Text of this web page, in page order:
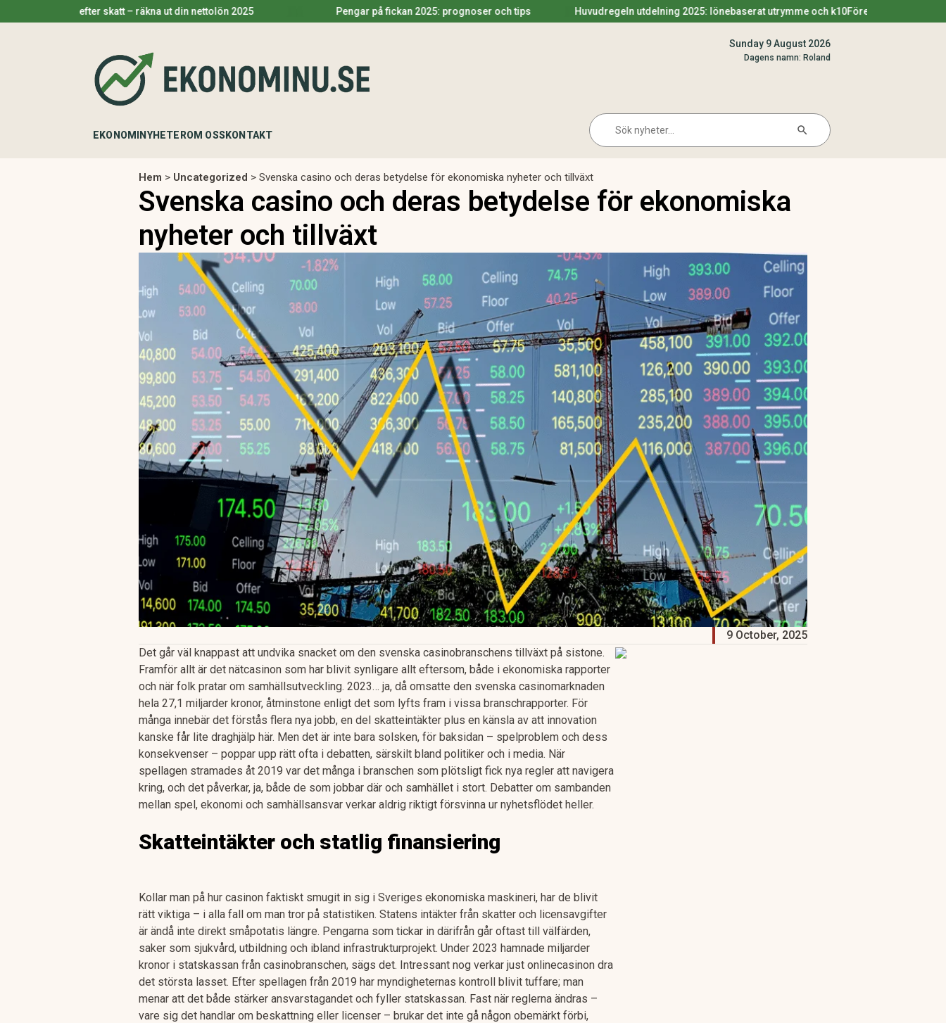
efter skatt – räkna ut din nettolön 2025 Pengar på fickan 2025: prognoser och tips Huvudregeln utdelning 2025: lönebaserat utrymme och k10Förenklingsregeln utdelning 2025 –
EKONOMINYHETEROM OSS KONTAKT
Sunday 9 August 2026
Dagens namn: Roland
for:
Search Button
Hem > Uncategorized > Svenska casino och deras betydelse för ekonomiska nyheter och tillväxt
Svenska casino och deras betydelse för ekonomiska
nyheter och tillväxt
9 October, 2025
Det går väl knappast att undvika snacket om den svenska casinobranschens tillväxt på sistone.
Framför allt är det nätcasinon som har blivit synligare allt eftersom, både i ekonomiska rapporter
och när folk pratar om samhällsutveckling. 2023… ja, då omsatte den svenska casinomarknaden
hela 27,1 miljarder kronor, åtminstone enligt det som lyfts fram i vissa branschrapporter. För
många innebär det förstås flera nya jobb, en del skatteintäkter plus en känsla av att innovation
kanske får lite draghjälp här. Men det är inte bara solsken, för baksidan – spelproblem och dess
konsekvenser – poppar upp rätt ofta i debatten, särskilt bland politiker och i media. När
spellagen stramades åt 2019 var det många i branschen som plötsligt fick nya regler att navigera
kring, och det påverkar, ja, både de som jobbar där och samhället i stort. Debatter om sambanden
mellan spel, ekonomi och samhällsansvar verkar aldrig riktigt försvinna ur nyhetsflödet heller.
Skatteintäkter och statlig finansiering
Kollar man på hur casinon faktiskt smugit in sig i Sveriges ekonomiska maskineri, har de blivit
rätt viktiga – i alla fall om man tror på statistiken. Statens intäkter från skatter och licensavgifter
är ändå inte direkt småpotatis längre. Pengarna som tickar in därifrån går oftast till välfärden,
saker som sjukvård, utbildning och ibland infrastrukturprojekt. Under 2023 hamnade miljarder
kronor i statskassan från casinobranschen, sägs det. Intressant nog verkar just onlinecasinon dra
det största lasset. Efter spellagen från 2019 har myndigheternas kontroll blivit tuffare; man
menar att det både stärker ansvarstagandet och fyller statskassan. Fast när reglerna ändras –
vare sig det handlar om beskattning eller licenser – brukar det inte gå någon obemärkt förbi,